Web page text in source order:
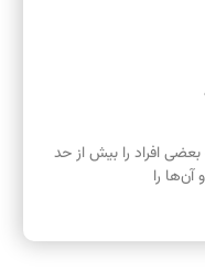
افراد را بیش از حد
آن‌ها را